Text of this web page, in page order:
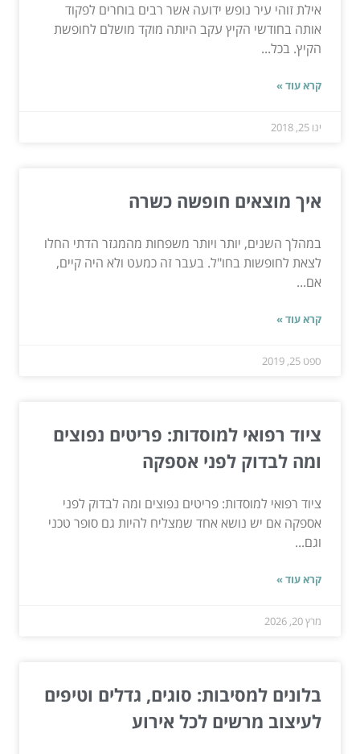
אילת זוהי עיר נופש ידועה אשר רבים בוחרים לפקוד
אותה בחודשי הקיץ עקב היותה מוקד מושלם לחופשת
הקיץ. בכל...
קרא עוד »
ינו 25, 2018
איך מוצאים חופשה כשרה
במהלך השנים, יותר ויותר משפחות מהמגזר הדתי החלו
לצאת לחופשות בחו"ל. בעבר זה כמעט ולא היה קיים,
אם...
קרא עוד »
ספט 25, 2019
ציוד רפואי למוסדות: פריטים נפוצים
ומה לבדוק לפני אספקה
ציוד רפואי למוסדות: פריטים נפוצים ומה לבדוק לפני
אספקה אם יש נושא אחד שמצליח להיות גם סופר טכני
וגם...
קרא עוד »
מרץ 20, 2026
בלונים למסיבות: סוגים, גדלים וטיפים
לעיצוב מרשים לכל אירוע